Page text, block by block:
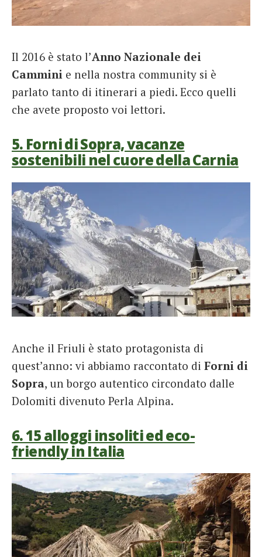
Il 2016 è stato l’Anno Nazionale dei
Cammini e nella nostra community si è
parlato tanto di itinerari a piedi. Ecco quelli
che avete proposto voi lettori.
5. Forni di Sopra, vacanze
sostenibili nel cuore della Carnia
Anche il Friuli è stato protagonista di
quest’anno: vi abbiamo raccontato di Forni di
Sopra, un borgo autentico circondato dalle
Dolomiti divenuto Perla Alpina.
6. 15 alloggi insoliti ed eco-
friendly in Italia